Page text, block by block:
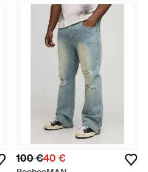
100 €40 €